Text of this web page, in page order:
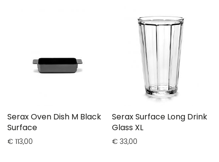
Serax Oven Dish M Black
Surface
€ 113,00
Serax Surface Long Drink
Glass XL
€ 33,00